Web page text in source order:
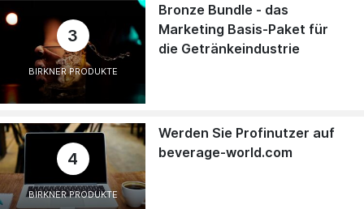
3
BIRKNER PRODUKTE
Bronze Bundle - das
Marketing Basis-Paket für
die Getränkeindustrie
4
BIRKNER PRODUKTE
Werden Sie Profinutzer auf
beverage-world.com